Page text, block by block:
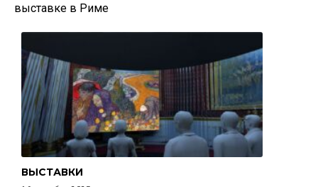
выставке в Риме
ВЫСТАВКИ